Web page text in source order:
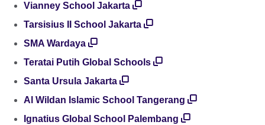
Vianney School Jakarta
Tarsisius II School Jakarta
SMA Wardaya
Teratai Putih Global Schools
Santa Ursula Jakarta
Al Wildan Islamic School Tangerang
Ignatius Global School Palembang